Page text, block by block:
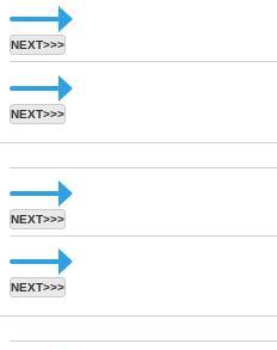
NEXT>>>
NEXT>>>
NEXT>>>
NEXT>>>